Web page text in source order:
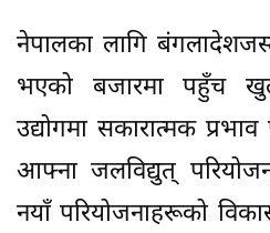
नेपालका लागि
भएको बजारमा पहुँच
उद्योगमा सकारात्मक
आफ्ना जलविद्युत्
नयाँ परियोजनाहरूको